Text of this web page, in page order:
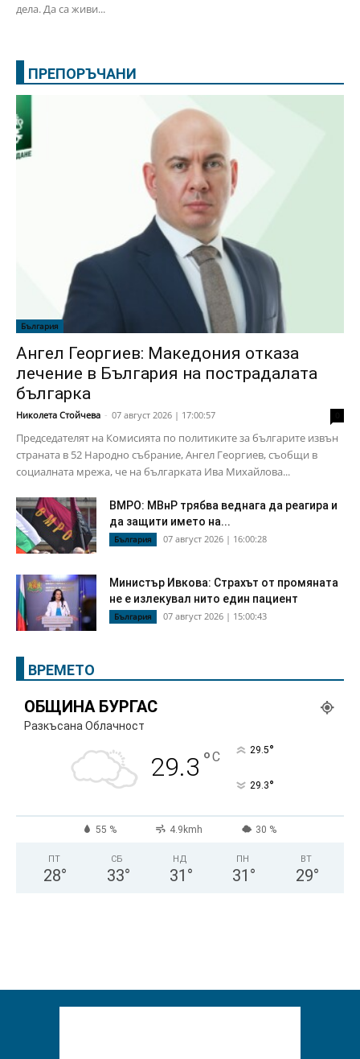
дела. Да са живи...
ПРЕПОРЪЧАНИ
България
Ангел Георгиев: Македония отказа
лечение в България на пострадалата
българка
Николета Стойчева - 07 август 2026 | 17:00:57
Председателят на Комисията по политиките за българите извън
страната в 52 Народно събрание, Ангел Георгиев, съобщи в
социалната мрежа, че на българката Ива Михайлова...
ВМРО: МВнР трябва веднага да реагира и
да защити името на...
България 07 август 2026 | 16:00:28
Министър Ивкова: Страхът от промяната
не е излекувал нито един пациент
България 07 август 2026 | 15:00:43
ВРЕМЕТО
ОБЩИНА БУРГАС
Разкъсана Облачност
29.3 °C 29.5°
29.3°
55 % 4.9kmh 30 %
ПТ
28°
СБ
33°
НД
31 °
ПН
31 °
ВТ
29°